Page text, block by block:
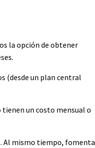
la opción de obtener
(desde un plan central
tienen un costo mensual o
Al mismo tiempo, fomenta